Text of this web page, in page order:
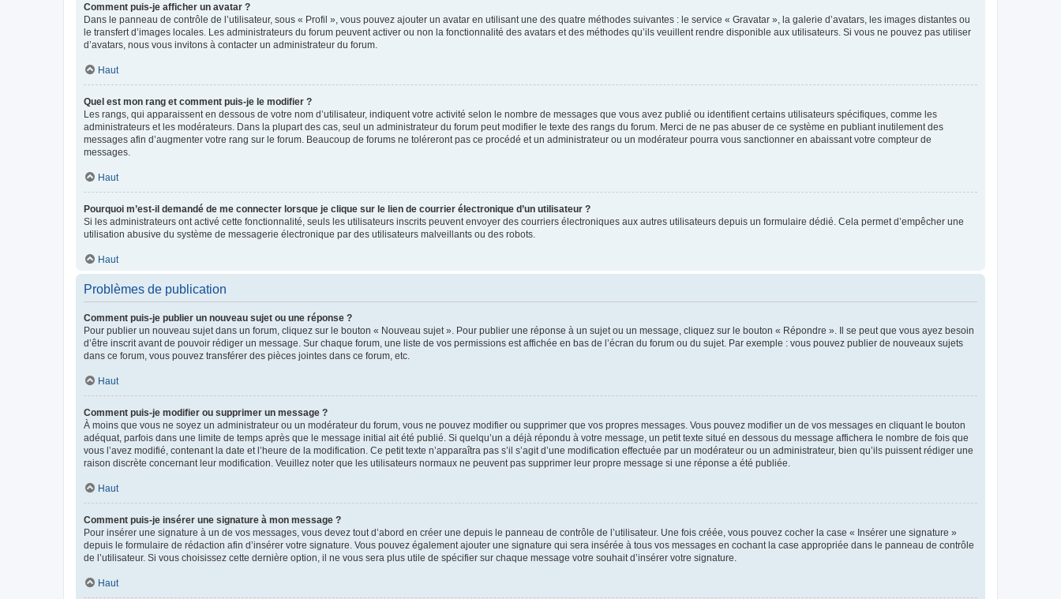
Comment puis-je afficher un avatar ?
Dans le panneau de contrôle de l’utilisateur, sous « Profil », vous pouvez ajouter un avatar en utilisant une des quatre méthodes suivantes : le service « Gravatar », la galerie d’avatars, les images distantes ou
le transfert d’images locales. Les administrateurs du forum peuvent activer ou non la fonctionnalité des avatars et des méthodes qu’ils veuillent rendre disponible aux utilisateurs. Si vous ne pouvez pas utiliser
d’avatars, nous vous invitons à contacter un administrateur du forum.
Haut
Quel est mon rang et comment puis-je le modifier ?
Les rangs, qui apparaissent en dessous de votre nom d’utilisateur, indiquent votre activité selon le nombre de messages que vous avez publié ou identifient certains utilisateurs spécifiques, comme les
administrateurs et les modérateurs. Dans la plupart des cas, seul un administrateur du forum peut modifier le texte des rangs du forum. Merci de ne pas abuser de ce système en publiant inutilement des
messages afin d’augmenter votre rang sur le forum. Beaucoup de forums ne toléreront pas ce procédé et un administrateur ou un modérateur pourra vous sanctionner en abaissant votre compteur de
messages.
Haut
Pourquoi m’est-il demandé de me connecter lorsque je clique sur le lien de courrier électronique d’un utilisateur ?
Si les administrateurs ont activé cette fonctionnalité, seuls les utilisateurs inscrits peuvent envoyer des courriers électroniques aux autres utilisateurs depuis un formulaire dédié. Cela permet d’empêcher une
utilisation abusive du système de messagerie électronique par des utilisateurs malveillants ou des robots.
Haut
Problèmes de publication
Comment puis-je publier un nouveau sujet ou une réponse ?
Pour publier un nouveau sujet dans un forum, cliquez sur le bouton « Nouveau sujet ». Pour publier une réponse à un sujet ou un message, cliquez sur le bouton « Répondre ». Il se peut que vous ayez besoin
d’être inscrit avant de pouvoir rédiger un message. Sur chaque forum, une liste de vos permissions est affichée en bas de l’écran du forum ou du sujet. Par exemple : vous pouvez publier de nouveaux sujets
dans ce forum, vous pouvez transférer des pièces jointes dans ce forum, etc.
Haut
Comment puis-je modifier ou supprimer un message ?
À moins que vous ne soyez un administrateur ou un modérateur du forum, vous ne pouvez modifier ou supprimer que vos propres messages. Vous pouvez modifier un de vos messages en cliquant le bouton
adéquat, parfois dans une limite de temps après que le message initial ait été publié. Si quelqu’un a déjà répondu à votre message, un petit texte situé en dessous du message affichera le nombre de fois que
vous l’avez modifié, contenant la date et l’heure de la modification. Ce petit texte n’apparaîtra pas s’il s’agit d’une modification effectuée par un modérateur ou un administrateur, bien qu’ils puissent rédiger une
raison discrète concernant leur modification. Veuillez noter que les utilisateurs normaux ne peuvent pas supprimer leur propre message si une réponse a été publiée.
Haut
Comment puis-je insérer une signature à mon message ?
Pour insérer une signature à un de vos messages, vous devez tout d’abord en créer une depuis le panneau de contrôle de l’utilisateur. Une fois créée, vous pouvez cocher la case « Insérer une signature »
depuis le formulaire de rédaction afin d’insérer votre signature. Vous pouvez également ajouter une signature qui sera insérée à tous vos messages en cochant la case appropriée dans le panneau de contrôle
de l’utilisateur. Si vous choisissez cette dernière option, il ne vous sera plus utile de spécifier sur chaque message votre souhait d’insérer votre signature.
Haut